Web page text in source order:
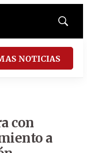
Mostrar
NOTICIAS
con
a